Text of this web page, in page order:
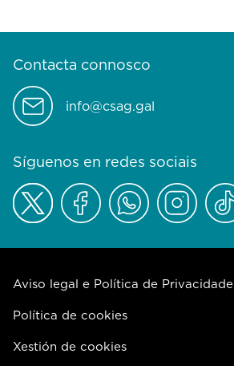
Contacta connosco
info@csag.gal
Síguenos en redes sociais
Aviso legal e Política de Privacidade
Política de cookies
Xestión de cookies